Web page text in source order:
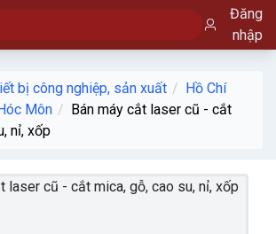
Đăng
nhập
bị công nghiệp, sản xuất
Hồ Chí
Môn
Bán máy cắt laser cũ - cắt
nỉ, xốp